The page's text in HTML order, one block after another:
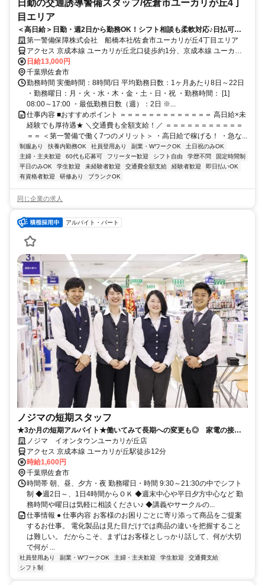
日勤の交通誘導警備スタッフ/佐倉市ユーカリが丘4丁
目エリア
＜高日給＞日勤・週2日から勤務OK！シフト相談も柔軟対応♪日払可◎
未経験歓迎★
第一警備保障株式会社 船橋本社/佐倉市ユーカリが丘4丁目エリア
アクセス 京成本線 ユーカリが丘北口徒歩約1分、京成本線 ユーカリ
が丘北口徒歩約1分、山万ユーカリが丘線 地区センター徒歩約7分 直
行直帰OK＊交通費全額支給＊
日給13,000円
千葉県佐倉市
勤務時間 実働時間：8時間/日 平均勤務日数：1ヶ月あたり8日～22日
・勤務曜日：月・火・水・木・金・土・日・祝 ・勤務時間： [1]
08:00～17:00 ・最低勤務日数（週）：2日 ※...
仕事内容 ■おすすめポイント ＝＝＝＝＝＝＝＝＝＝＝＝＝ 高日給×未
経験でも厚待遇★ ＼交通費も全額支給！／ ＝＝＝＝＝＝＝＝＝＝＝
＝＝ ＜第一警備で働く7つのメリット＞ ・高日給で稼げる！ ・急な...
制服あり 扶養内勤務OK 社員登用あり 副業・WワークOK
土日祝のみOK
主婦・主夫歓迎
60代も応募可 フリーター歓迎 シフト自由 学歴不問
固定時間制
平日のみOK
学生歓迎 未経験者歓迎 交通費全額支給 経験者歓迎
即日払いOK
有資格者歓迎
研修あり ブランクOK
同じ企業の求人
アルバイト・パート
ノジマの短期スタッフ
★3か月の短期アルバイト★働いてみて長期への変更も◎ 家電の接客
のお仕事です！
ノジマ イオンタウンユーカリが丘店
アクセス 京成本線 ユーカリが丘駅徒歩12分
時給1,600円
千葉県佐倉市
時間帯 朝、昼、夕方・夜 勤務曜日・時間 9:30～21:30の中でシフト
制 ◆週2日～、1日4時間からＯＫ ◆週末中心や平日夕方中心など 勤
務時間や曜日は気軽に相談ください♪ ◆講義やサークルの...
仕事情報 ● 仕事内容 お客様のお困りごとに寄り添って商品をご提案
するお仕事。 電化製品は見た目だけでは商品の違いを把握すること
は難しい。 だからこそ、まずはお客様としっかり話して、何が大切
で何が ...
社員登用あり 副業・WワークOK 主婦・主夫歓迎 学生歓迎
交通費支給
シフト制